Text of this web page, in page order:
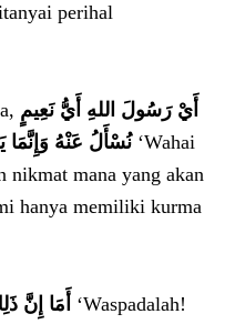
perihal
أَيْ رَسُولَ اللهِ أَيُّ نَعِيمٍ
نُسْأَلُ عَنْهُ وَإِنَّمَا‘Wahai
nikmat mana yang akan
hanya memiliki kurma
أَمَا إِنَّ
‘Waspadalah!